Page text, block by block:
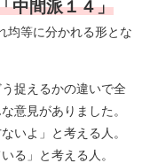
中間派１４」
均等に分かれる形とな
捉えるかの違いで全
意見がありました。
いよ」と考える人。
る」と考える人。